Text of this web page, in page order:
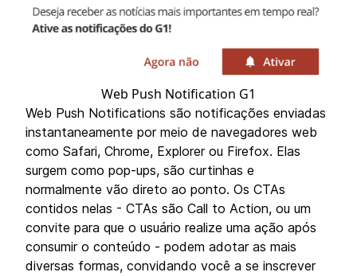
Web Push Notification G1
Web Push Notifications são notificações enviadas
instantaneamente por meio de navegadores web
como Safari, Chrome, Explorer ou Firefox. Elas
surgem como pop-ups, são curtinhas e
normalmente vão direto ao ponto. Os CTAs
contidos nelas - CTAs são Call to Action, ou um
convite para que o usuário realize uma ação após
consumir o conteúdo - podem adotar as mais
diversas formas, convidando você a se inscrever